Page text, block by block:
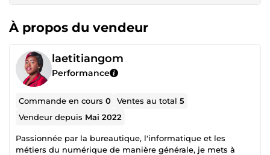
À propos du vendeur
laetitiangom
Performance
Commande en cours0 Ventes au total5
Vendeur depuis Mai 2022
Passionnée par la bureautique, l'informatique et les
métiers du numérique de manière générale, je mets à